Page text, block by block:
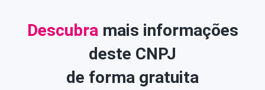
Descubra mais informações
deste CNPJ
de forma gratuita